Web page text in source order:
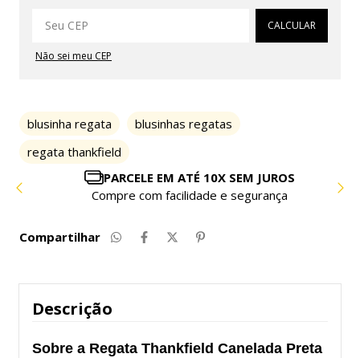
Alterar CEP
CALCULAR
Não sei meu CEP
blusinha regata
blusinhas regatas
regata thankfield
PARCELE EM ATÉ 10X SEM JUROS
Compre com facilidade e segurança
Compartilhar
Descrição
Sobre a Regata Thankfield Canelada Preta